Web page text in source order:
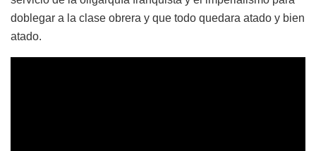
doblegar a la clase obrera y que todo quedara atado y bien
atado.